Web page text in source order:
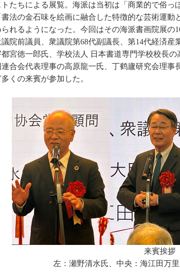
たちによる展覧。海派は当初は「商業的で俗
法の金石味を絵画に融合した特徴的な芸術運
れるようになった。今回はその海派書画院展の
院前議員、衆議院第68代副議長、第14代経済
宮徳一郎氏、学校法人 日本書道専門学校校長
合会代表理事の高原龍一氏、丁鹤廬研究会理
くの来賓が参加した。
来賓挨拶
左：瀬野清水氏、中央：海江田万